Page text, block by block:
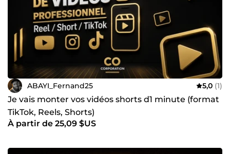
ABAYI_Fernand25 5,0 (1)
Je vais monter vos vidéos shorts d1 minute (format
TikTok, Reels, Shorts)
À partir de 25,09 $US